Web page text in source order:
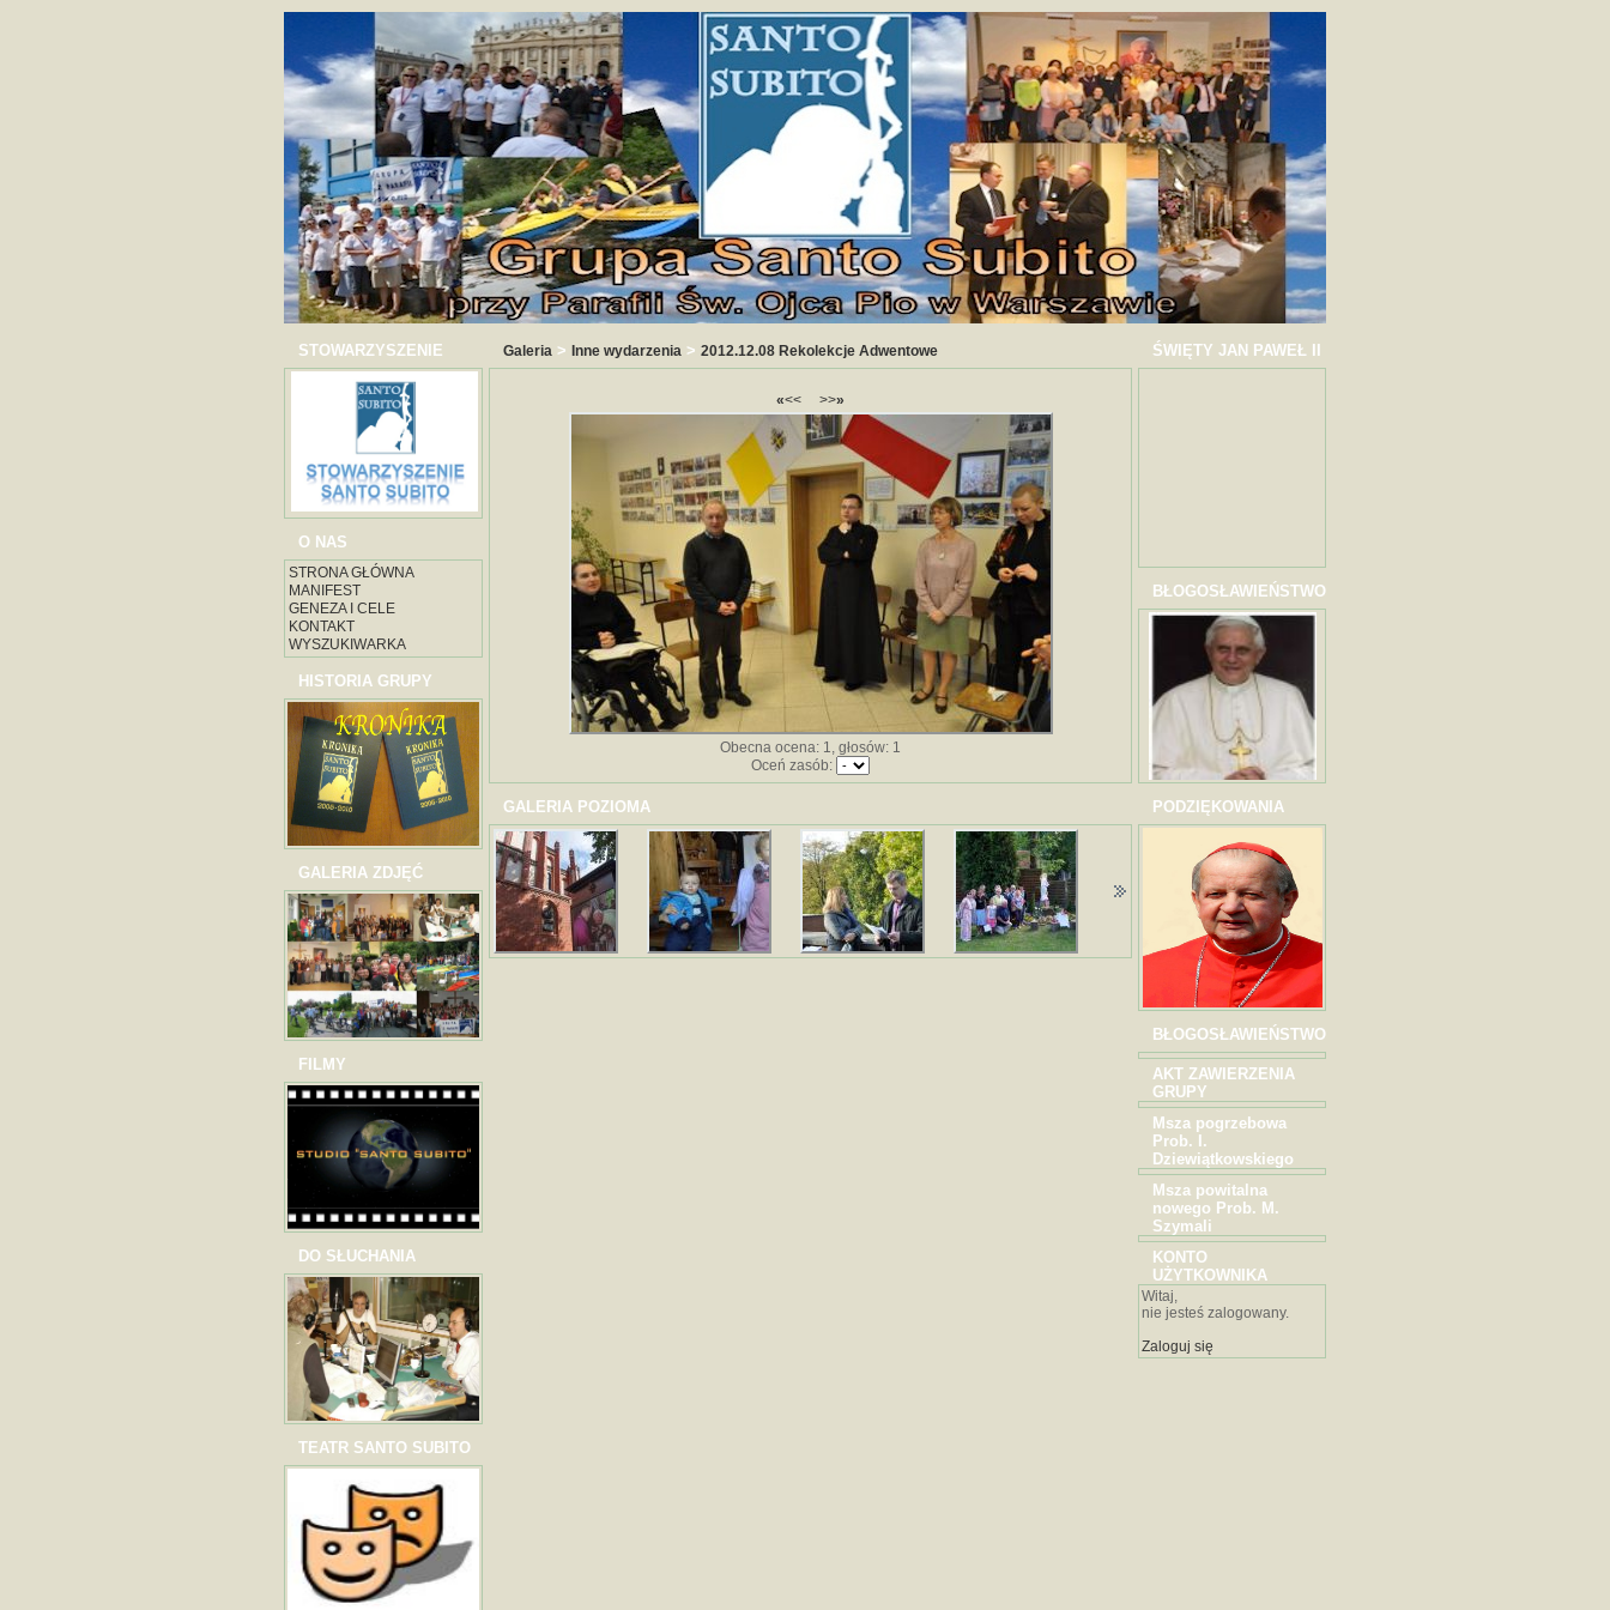
STOWARZYSZENIE
O NAS
STRONA GŁÓWNA
MANIFEST
GENEZA I CELE
KONTAKT
WYSZUKIWARKA
HISTORIA GRUPY
GALERIA ZDJĘĆ
FILMY
DO SŁUCHANIA
TEATR SANTO SUBITO
Galeria > Inne wydarzenia > 2012.12.08 Rekolekcje Adwentowe
«<< >>»
Obecna ocena: 1, głosów: 1
Oceń zasób:
GALERIA POZIOMA
ŚWIĘTY JAN PAWEŁ II
BŁOGOSŁAWIEŃSTWO
PODZIĘKOWANIA
BŁOGOSŁAWIEŃSTWO
AKT ZAWIERZENIA
GRUPY
Msza pogrzebowa
Prob. I.
Dziewiątkowskiego
Msza powitalna
nowego Prob. M.
Szymali
KONTO
UŻYTKOWNIKA
Witaj,
nie jesteś zalogowany.
Zaloguj się